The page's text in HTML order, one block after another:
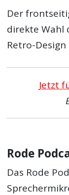
Der
direkte Wahl
Retro-
Jetzt
Rode
Das Rode